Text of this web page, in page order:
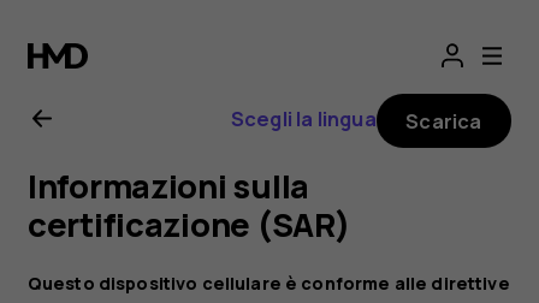
Manuale
d'uso
del
Nokia
Scegli la lingua Scarica
Informazioni sulla
certificazione (SAR)
Questo dispositivo cellulare è conforme alle direttive